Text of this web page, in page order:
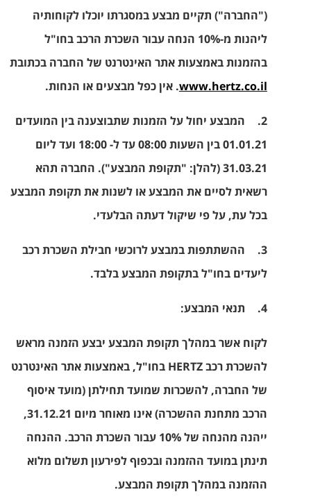
("החברה") תקיים מבצע במסגרתו יוכלו לקוחותיה
ליהנות מ-10% הנחה עבור השכרת הרכב בחו"ל
בהזמנות באמצעות אתר האינטרנט של החברה בכתובת
www.hertz.co.il. אין כפל מבצעים או הנחות.
2.
המבצע יחול על הזמנות שתבוצענה בין המועדים
01.01.21 בין השעות 08:00 עד ל- 18:00 ועד ליום
31.03.21 (להלן: "
תקופת המבצע"). החברה תהא
רשאית לסיים את המבצע או לשנות את תקופת המבצע
בכל עת, על פי שיקול דעתה הבלעדי.
3.
ההשתתפות במבצע לרוכשי חבילת השכרת רכב
ליעדים בחו"ל בתקופת המבצע בלבד.
4. תנאי המבצע:
לקוח אשר במהלך תקופת המבצע יבצע הזמנה מראש
להשכרת רכבHERTZ בחו"ל, באמצעות אתר האינטרנט
של החברה, להשכרות שמועד תחילתן (מועד איסוף
הרכב מתחנת ההשכרה) אינו מאוחר מיום 31.12.21,
ייהנה מהנחה של 10% עבור השכרת הרכב. ההנחה
תינתן במועד ההזמנה ובכפוף לפירעון תשלום מלוא
ההזמנה במהלך תקופת המבצע.